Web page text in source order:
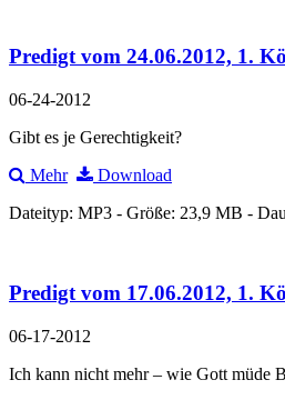
Predigt vom 24.06.2012, 1.
06-24-2012
Gibt es je Gerechtigkeit?
Mehr
Download
Dateityp: MP3 - Größe: 23,9 MB -
Predigt vom 17.06.2012, 1.
06-17-2012
Ich kann nicht mehr – wie Gott müde